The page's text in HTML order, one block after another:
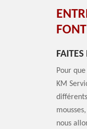
Pour
KM
nous